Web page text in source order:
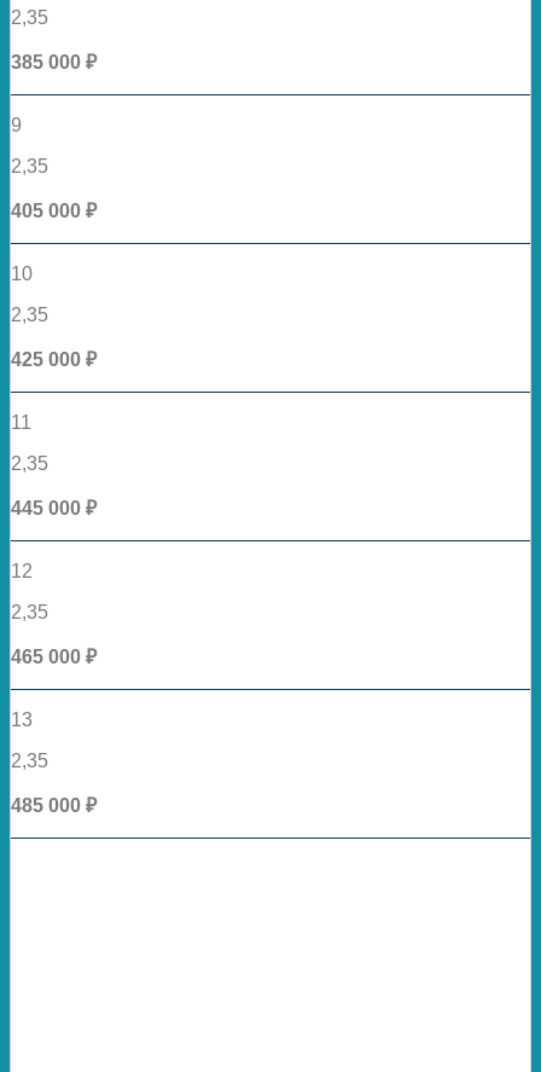
2,35
385 000 ₽
9
2,35
405 000 ₽
10
2,35
425 000 ₽
11
2,35
445 000 ₽
12
2,35
465 000 ₽
13
2,35
485 000 ₽